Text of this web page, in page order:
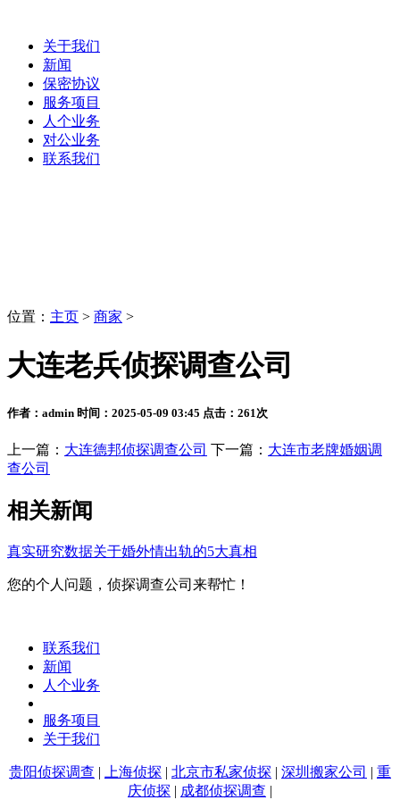
关于我们
新闻
保密协议
服务项目
人个业务
对公业务
联系我们
位置： 主页 > 商家 >
大连老兵侦探调查公司
作者：admin 时间：2025-05-09 03:45 点击：261次
上一篇： 大连德邦侦探调查公司 下一篇： 大连市老牌婚姻调
查公司
相关新闻
真实研究数据关于婚外情出轨的5大真相
您的个人问题，侦探调查公司来帮忙！
联系我们
新闻
人个业务
服务项目
关于我们
贵阳侦探调查 | 上海侦探 | 北京市私家侦探 | 深圳搬家公司 | 重
庆侦探 | 成都侦探调查 |